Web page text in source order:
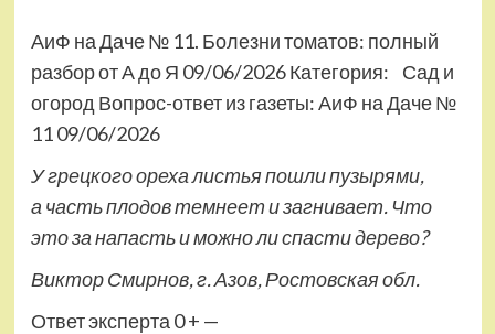
АиФ на Даче № 11. Болезни томатов: полный
разбор от А до Я 09/06/2026 Категория: Сад и
огород Вопрос-ответ из газеты: АиФ на Даче №
11 09/06/2026
У грецкого ореха листья пошли пузырями,
а часть плодов темнеет и загнивает. Что
это за напасть и можно ли спасти дерево?
Виктор Смирнов, г. Азов, Ростовская обл.
Ответ эксперта 0 + —